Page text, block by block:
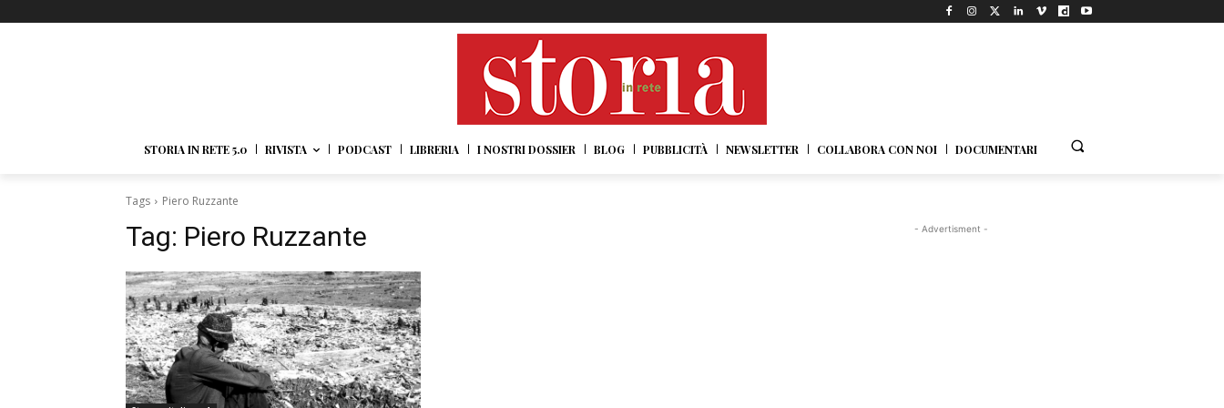
STORIA IN RETE 5.0 RIVISTA PODCAST LIBRERIA I NOSTRI DOSSIER BLOG PUBBLICITÀ NEWSLETTER COLLABORA CON NOI DOCUMENTARI
Tags Piero Ruzzante
Tag: Piero Ruzzante - Advertisment -